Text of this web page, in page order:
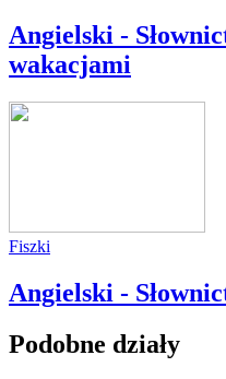
Angielski -
wakacjami
Fiszki
Angielski -
Podobne działy